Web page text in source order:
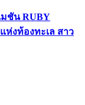
มชัน RUBY
ห่งท้องทะเล สาว